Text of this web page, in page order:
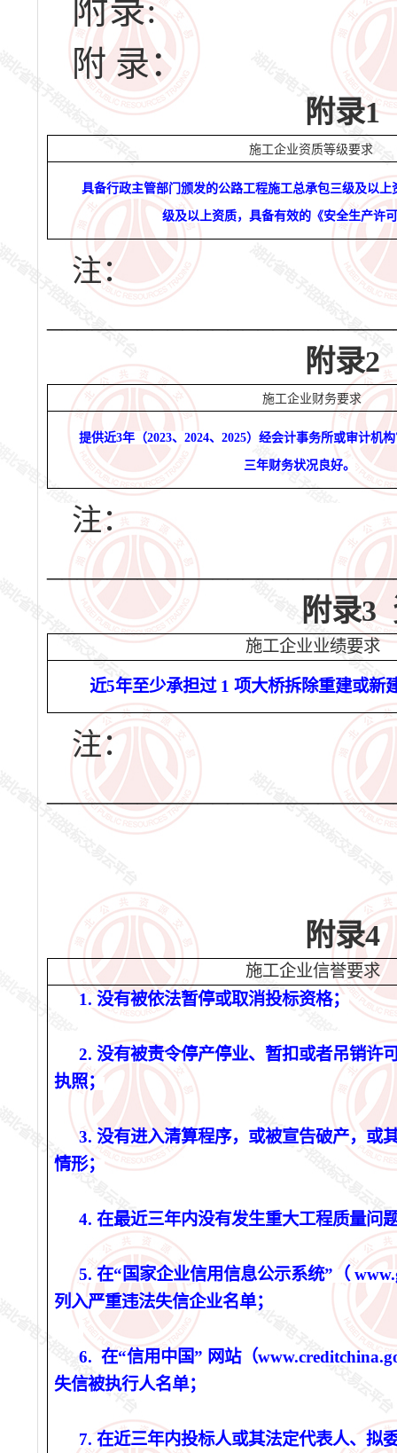
附录:
附 录：
附录1
施工企业资质等级要求
具备行政主管部门颁发的公路工程施工总承包三级及以
级及以上资质，具备有效的《安全生产许
注：
附录2
施工企业财务要求
提供近3年（2023、2024、2025）经会计事务所或审计机
三年财务状况良好。
注：
附录3
施工企业业绩要求
近5年至少承担过 1 项大桥拆除重建或新
注：
附录4
施工企业信誉要求
1. 没有被依法暂停或取消投标资格；
2. 没有被责令停产停业、暂扣或者吊销许
执照；
3. 没有进入清算程序，或被宣告破产，或
情形；
4. 在最近三年内没有发生重大工程质量问
5. 在“国家企业信用信息公示系统”（
列入严重违法失信企业名单；
6. 在“信用中国” 网站（
失信被执行人名单；
7. 在近三年内投标人或其法定代表人、拟